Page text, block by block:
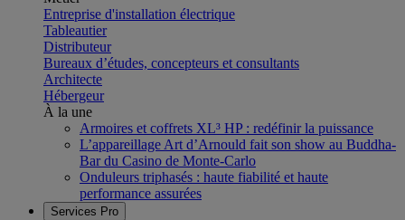
Entreprise d'installation électrique
Tableautier
Distributeur
Bureaux d’études, concepteurs et consultants
Architecte
Hébergeur
À la une
Armoires et coffrets XL³ HP : redéfinir la puissance
L’appareillage Art d’Arnould fait son show au Buddha-
Bar du Casino de Monte-Carlo
Onduleurs triphasés : haute fiabilité et haute
performance assurées
Services Pro